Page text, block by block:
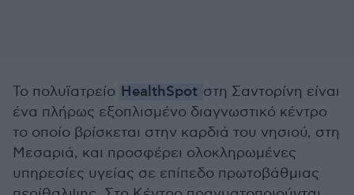
Το πολυϊατρείο HealthSpot στη Σαντορίνη είναι
ένα πλήρως εξοπλισμένο διαγνωστικό κέντρο
το οποίο βρίσκεται στην καρδιά του νησιού, στη
Μεσαριά, και προσφέρει ολοκληρωμένες
υπηρεσίες υγείας σε επίπεδο πρωτοβάθμιας